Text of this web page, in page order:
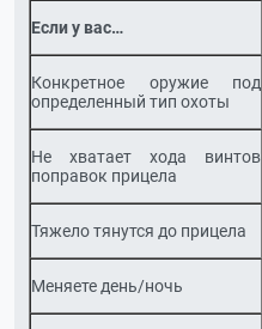
Если у вас…
Конкретное оружие под
определенный тип охоты
Не хватает хода винтов
поправок прицела
Тяжело тянутся до прицела
Меняете день/ночь